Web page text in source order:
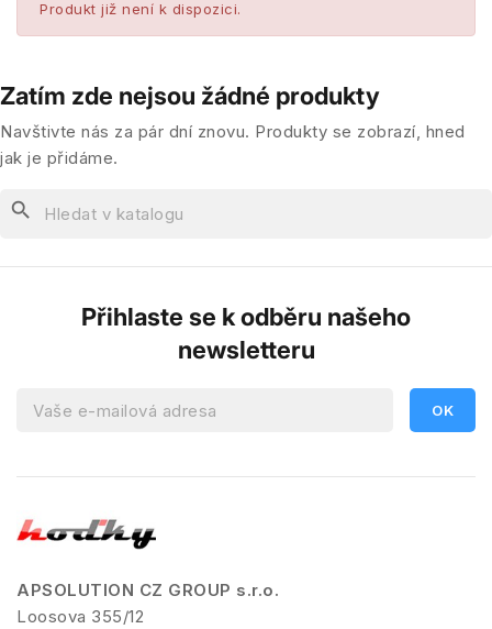
Produkt již není k dispozici.
Zatím zde nejsou žádné produkty
Navštivte nás za pár dní znovu. Produkty se zobrazí, hned
jak je přidáme.
search
Přihlaste se k odběru našeho
newsletteru
APSOLUTION CZ GROUP s.r.o.
Loosova 355/12